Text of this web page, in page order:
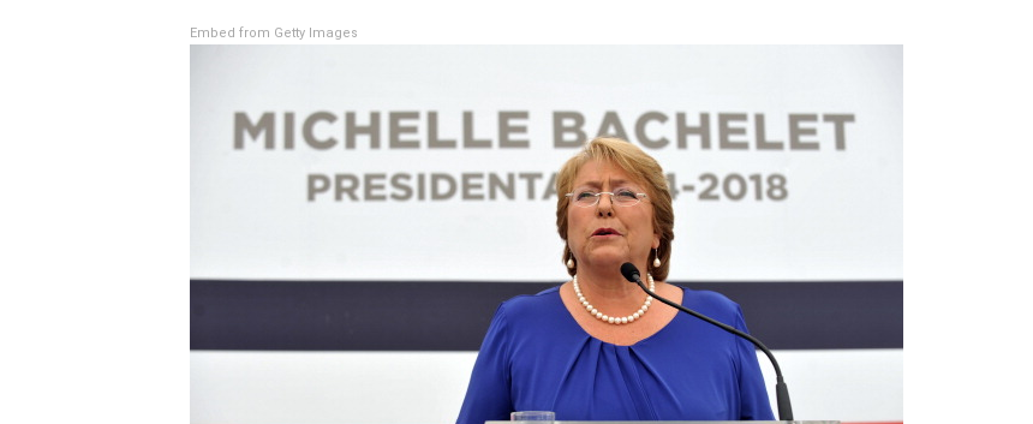
Embed from Getty Images